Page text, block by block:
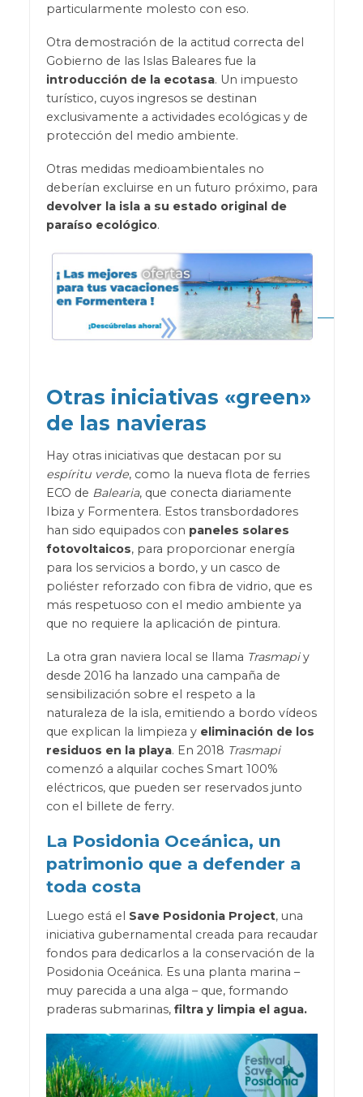
particularmente molesto con eso.
Otra demostración de la actitud correcta del
Gobierno de las Islas Baleares fue la
introducción de la ecotasa. Un impuesto
turístico, cuyos ingresos se destinan
exclusivamente a actividades ecológicas y de
protección del medio ambiente.
Otras medidas medioambientales no
deberían excluirse en un futuro próximo, para
devolver la isla a su estado original de
paraíso ecológico.
Otras iniciativas «green»
de las navieras
Hay otras iniciativas que destacan por su
espíritu verde, como la nueva flota de ferries
ECO de Balearia, que conecta diariamente
Ibiza y Formentera. Estos transbordadores
han sido equipados con paneles solares
fotovoltaicos, para proporcionar energía
para los servicios a bordo, y un casco de
poliéster reforzado con fibra de vidrio, que es
más respetuoso con el medio ambiente ya
que no requiere la aplicación de pintura.
La otra gran naviera local se llama Trasmapiy
desde 2016 ha lanzado una campaña de
sensibilización sobre el respeto a la
naturaleza de la isla, emitiendo a bordo vídeos
que explican la limpieza y eliminación de los
residuos en la playa. En 2018 Trasmapi
comenzó a alquilar coches Smart 100%
eléctricos, que pueden ser reservados junto
con el billete de ferry.
La Posidonia Oceánica, un
patrimonio que a defender a
toda costa
Luego está el Save Posidonia Project, una
iniciativa gubernamental creada para recaudar
fondos para dedicarlos a la conservación de la
Posidonia Oceánica. Es una planta marina –
muy parecida a una alga – que, formando
praderas submarinas, filtra y limpia el agua.